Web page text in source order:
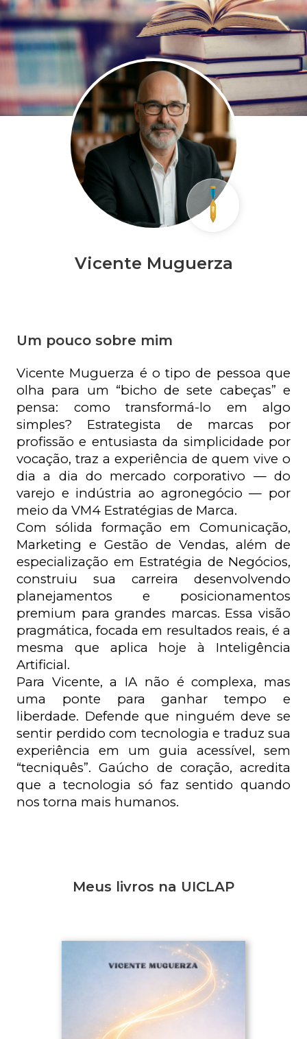
Vicente Muguerza
Um pouco sobre mim
Vicente Muguerza é o tipo de pessoa que
olha para um “bicho de sete cabeças” e
pensa: como transformá-lo em algo
simples? Estrategista de marcas por
profissão e entusiasta da simplicidade por
vocação, traz a experiência de quem vive o
dia a dia do mercado corporativo — do
varejo e indústria ao agronegócio — por
meio da VM4 Estratégias de Marca.
Com sólida formação em Comunicação,
Marketing e Gestão de Vendas, além de
especialização em Estratégia de Negócios,
construiu sua carreira desenvolvendo
planejamentos e posicionamentos
premium para grandes marcas. Essa visão
pragmática, focada em resultados reais, é a
mesma que aplica hoje à Inteligência
Artificial.
Para Vicente, a IA não é complexa, mas
uma ponte para ganhar tempo e
liberdade. Defende que ninguém deve se
sentir perdido com tecnologia e traduz sua
experiência em um guia acessível, sem
“tecniquês”. Gaúcho de coração, acredita
que a tecnologia só faz sentido quando
nos torna mais humanos.
Meus livros na UICLAP